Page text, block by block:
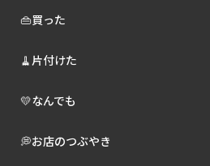
👜買った
🧹片付けた
💛なんでも
💭お店のつぶやき